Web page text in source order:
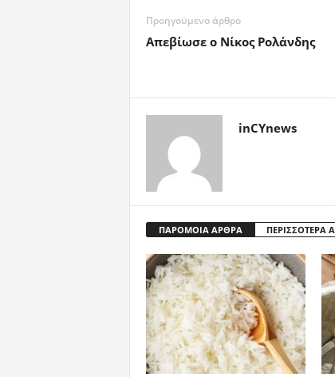
Προηγούμενο άρθρο
Απεβίωσε ο Νίκος Ρολάνδης
inCYnews
ΠΑΡΟΜΟΙΑ ΑΡΘΡΑ ΠΕΡΙΣΣΟΤΕΡΑ